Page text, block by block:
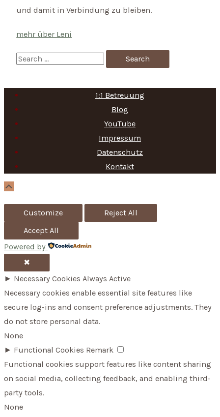
und damit in Verbindung zu bleiben.
mehr über Leni
S
a
c
h
f
o
1:1 Betreuung
Blog
YouTube
Impressum
Datenschutz
Kontakt
Customize
Reject All
Accept All
Powered by
✖
► Necessary Cookies Always Active
Necessary cookies enable essential site features like
secure log-ins and consent preference adjustments. They
do not store personal data.
None
► Functional Cookies Remark
Functional cookies support features like content sharing
on social media, collecting feedback, and enabling third-
party tools.
None